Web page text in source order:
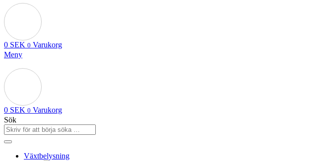
0 SEK 0 Varukorg
Meny
0 SEK 0 Varukorg
Sök
Växtbelysning